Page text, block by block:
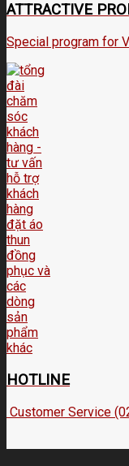
ATTRACTIVE
Special program for
HOTLINE
Customer Service